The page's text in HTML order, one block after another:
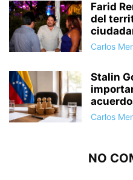
Farid
del
Carlos
Stalin
Carlos
NO